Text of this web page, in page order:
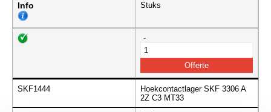
Info Stuks
-
SKF1444
Hoekcontactlager SKF 3306 A
2Z C3 MT33